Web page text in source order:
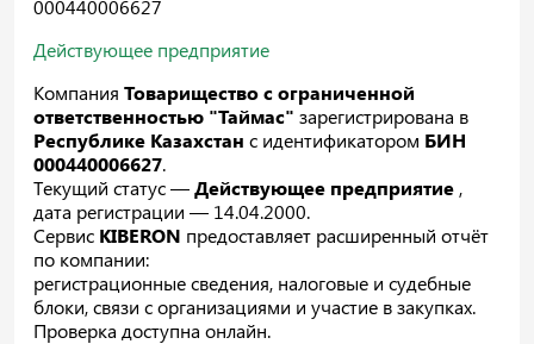
000440006627
Действующее предприятие
Компания Товарищество с ограниченной
ответственностью "Таймас" зарегистрирована в
Республике Казахстан с идентификатором БИН
000440006627.
Текущий статус —Действующее предприятие ,
дата регистрации — 14.04.2000.
Сервис KIBERON предоставляет расширенный отчёт
по компании:
регистрационные сведения, налоговые и судебные
блоки, связи с организациями и участие в закупках.
Проверка доступна онлайн.